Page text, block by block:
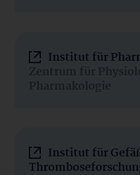
Institut für
Zentrum für
Pharmakologie
Institut für